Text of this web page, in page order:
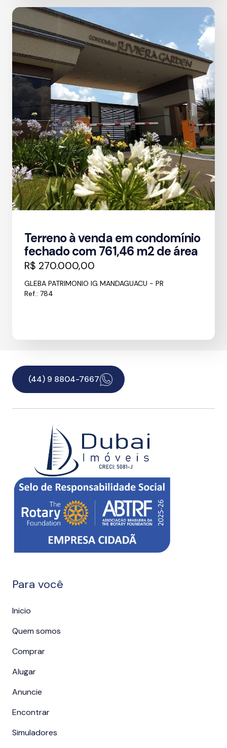
Terreno à venda em condomínio
fechado com 761,46 m2 de área
R$ 270.000,00
GLEBA PATRIMONIO IG MANDAGUACU - PR
Ref.: 784
(44) 9 8804-7667
Para você
Inicio
Quem somos
Comprar
Alugar
Anuncie
Encontrar
Simuladores